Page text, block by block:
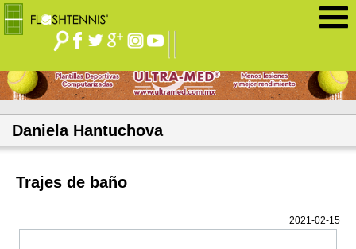
Daniela Hantuchova
Trajes de baño
2021-02-15